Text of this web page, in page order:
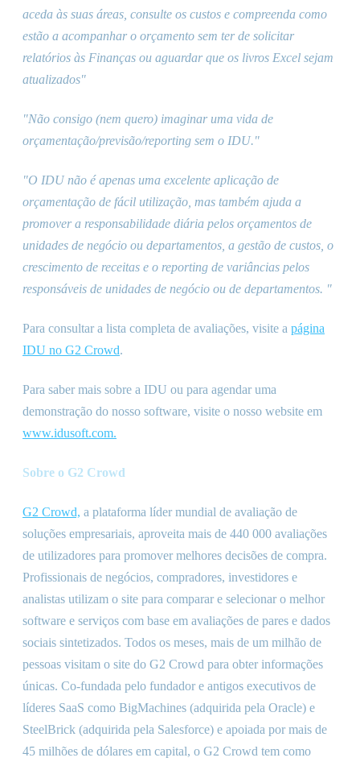
aceda às suas áreas, consulte os custos e compreenda como
estão a acompanhar o orçamento sem ter de solicitar
relatórios às Finanças ou aguardar que os livros Excel sejam
atualizados"
"Não consigo (nem quero) imaginar uma vida de
orçamentação/previsão/reporting sem o IDU."
"O IDU não é apenas uma excelente aplicação de
orçamentação de fácil utilização, mas também ajuda a
promover a responsabilidade diária pelos orçamentos de
unidades de negócio ou departamentos, a gestão de custos, o
crescimento de receitas e o reporting de variâncias pelos
responsáveis de unidades de negócio ou de departamentos. "
Para consultar a lista completa de avaliações, visite a página
IDU no G2 Crowd.
Para saber mais sobre a IDU ou para agendar uma
demonstração do nosso software, visite o nosso website em
www.idusoft.com.
Sobre o G2 Crowd
G2 Crowd, a plataforma líder mundial de avaliação de
soluções empresariais, aproveita mais de 440 000 avaliações
de utilizadores para promover melhores decisões de compra.
Profissionais de negócios, compradores, investidores e
analistas utilizam o site para comparar e selecionar o melhor
software e serviços com base em avaliações de pares e dados
sociais sintetizados. Todos os meses, mais de um milhão de
pessoas visitam o site do G2 Crowd para obter informações
únicas. Co-fundada pelo fundador e antigos executivos de
líderes SaaS como BigMachines (adquirida pela Oracle) e
SteelBrick (adquirida pela Salesforce) e apoiada por mais de
45 milhões de dólares em capital, o G2 Crowd tem como